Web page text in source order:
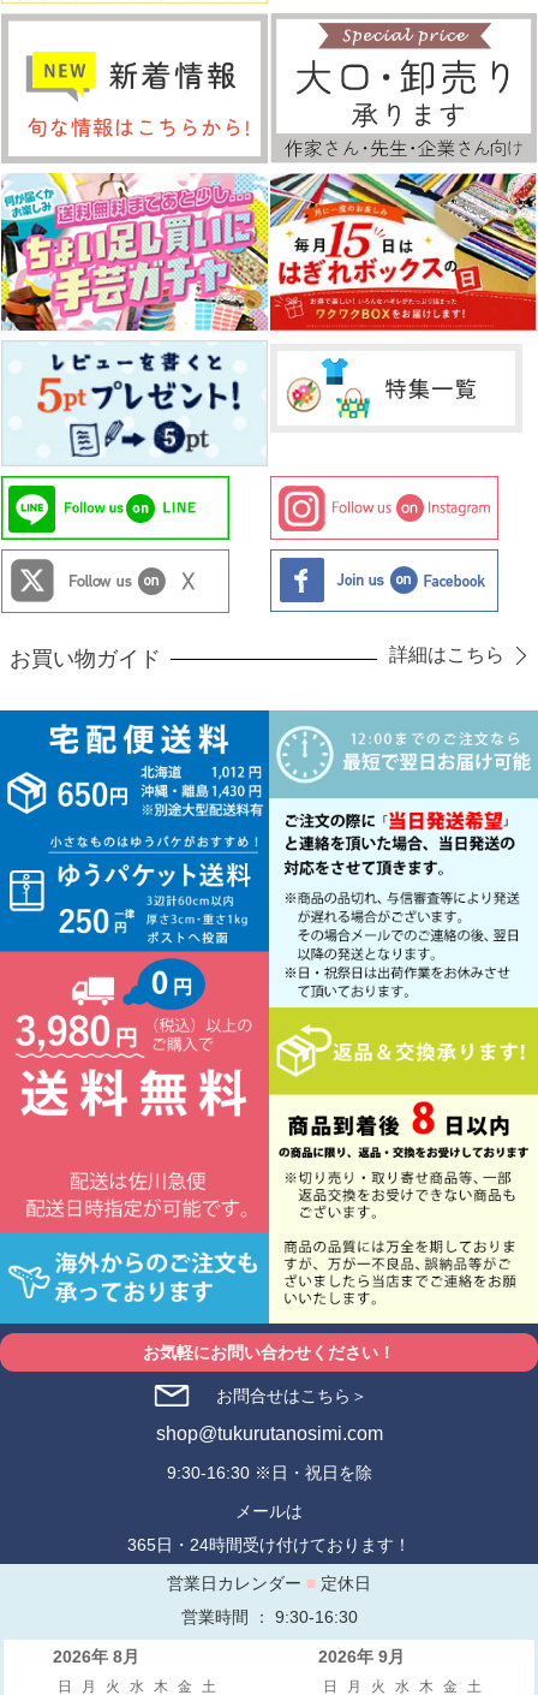
お買い物ガイド 詳細はこちら
お気軽にお問い合わせください！
お問合せはこちら＞
shop@tukurutanosimi.com
9:30-16:30 ※日・祝日を除
メールは
365日・24時間受け付けております！
営業日カレンダー ■ 定休日
営業時間 ： 9:30-16:30
2026年 8月
日 月 火 水 木 金 土
2026年 9月
日 月 火 水 木 金 土